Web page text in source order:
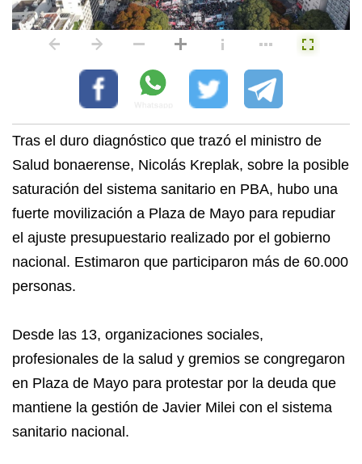
Tras el duro diagnóstico que trazó el ministro de
Salud bonaerense, Nicolás Kreplak, sobre la posible
saturación del sistema sanitario en PBA, hubo una
fuerte movilización a Plaza de Mayo para repudiar
el ajuste presupuestario realizado por el gobierno
nacional. Estimaron que participaron más de 60.000
personas.
Desde las 13, organizaciones sociales,
profesionales de la salud y gremios se congregaron
en Plaza de Mayo para protestar por la deuda que
mantiene la gestión de Javier Milei con el sistema
sanitario nacional.